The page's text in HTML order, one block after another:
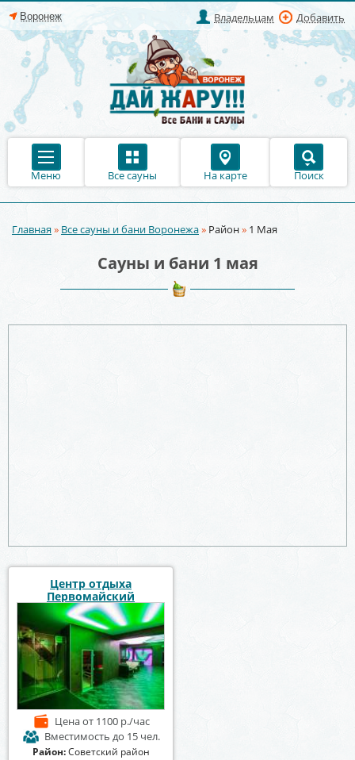
Владельцам Добавить
Меню Все сауны На карте Поиск
Вы здесь
Главная» Все сауны и бани Воронежа» Район» 1 Мая
Сауны и бани 1 мая
Центр отдыха
Первомайский
Ценаот 1100 р./час
Вместимость до 15 чел.
Район:Советский район